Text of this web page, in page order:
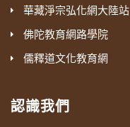
華藏淨宗弘化網大陸站
佛陀教育網路學院
儒釋道文化教育網
認識我們